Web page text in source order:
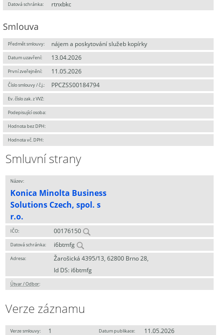
Datová schránka: rtnxbkc
Smlouva
Předmět smlouvy: nájem a poskytování služeb kopírky
Datum uzavření: 13.04.2026
První zveřejnění: 11.05.2026
Číslo smlouvy / č.j.: PPCZSS00184794
Ev. číslo zak. z VVZ:
Podepisující osoba:
Hodnota bez DPH:
Hodnota vč. DPH:
Smluvní strany
Název:
Konica Minolta Business
Solutions Czech, spol. s
r.o.
IČO: 00176150
Datová schránka: i6btmfg
Adresa:
Žarošická 4395/13, 62800 Brno 28,
Id DS: i6btmfg
Útvar / Odbor:
Verze záznamu
Verze smlouvy: 1 Datum publikace:
11.05.2026